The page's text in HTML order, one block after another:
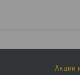
Акции